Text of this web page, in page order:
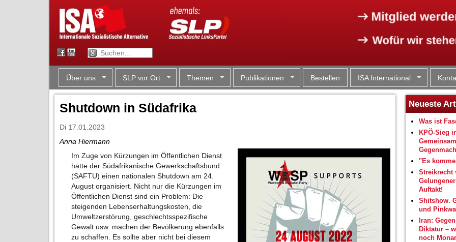
Über uns SLP vor Ort Themen Publikationen Bestellen ISA International
Shutdown in Südafrika
Di 17.01.2023
Anna Hiermann
Im Zuge von Kürzungen im Öffentlichen Dienst
hatte der Südafrikanische Gewerkschaftsbund
(SAFTU) einen nationalen Shutdown am 24.
August organisiert. Nicht nur die Kürzungen im
Öffentlichen Dienst sind ein Problem: Die
steigenden Lebenserhaltungskosten, die
Umweltzerstörung, geschlechtsspezifische
Gewalt usw. machen der Bevölkerung ebenfalls
zu schaffen. Es sollte aber nicht bei diesem
Neueste
Was ist
KPÖ-Sieg
"Es
Streikrecht
Auftakt!
Shitshow.
und
Iran:
Diktatur –
noch